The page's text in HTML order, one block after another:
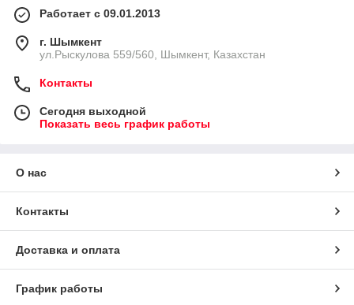
Работает с 09.01.2013
г. Шымкент
ул.Рыскулова 559/560, Шымкент, Казахстан
Контакты
Сегодня выходной
Показать весь график работы
О нас
Контакты
Доставка и оплата
График работы